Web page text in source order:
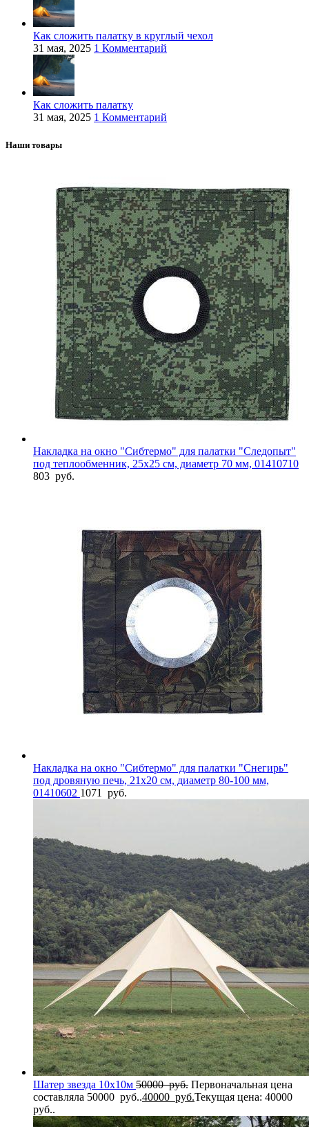
Как сложить палатку в круглый чехол
31 мая, 2025 1 Комментарий
Как сложить палатку
31 мая, 2025 1 Комментарий
Наши товары
Накладка на окно "Сибтермо" для палатки "Следопыт"
под теплообменник, 25х25 см, диаметр 70 мм, 01410710
803 руб.
Накладка на окно "Сибтермо" для палатки "Снегирь"
под дровяную печь, 21х20 см, диаметр 80-100 мм,
01410602 1071 руб.
Шатер звезда 10х10м 50000руб. Первоначальная цена
составляла 50000 руб..40000 руб.Текущая цена: 40000
руб..